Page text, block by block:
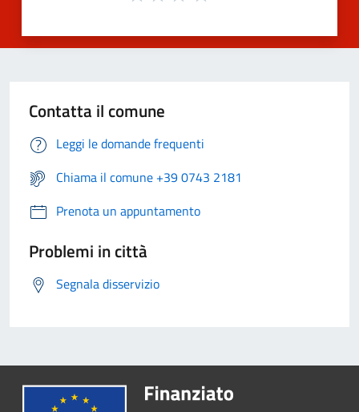
Contatta il comune
Leggi le domande frequenti
Chiama il comune +39 0743 2181
Prenota un appuntamento
Problemi in città
Segnala disservizio